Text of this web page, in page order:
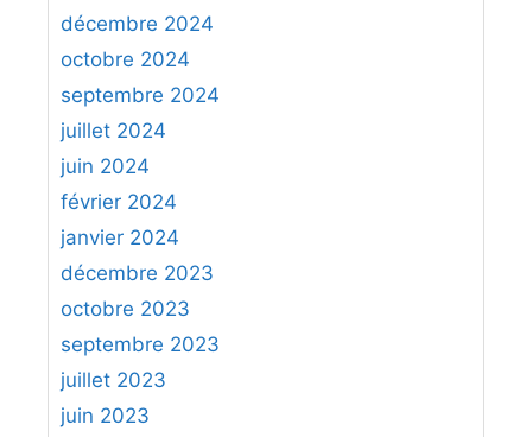
:
décembre 2024
octobre 2024
septembre 2024
juillet 2024
juin 2024
février 2024
janvier 2024
décembre 2023
octobre 2023
septembre 2023
juillet 2023
juin 2023